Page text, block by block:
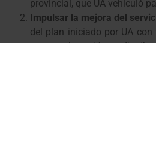
provincial, que UA vehiculó
Impulsar la mejora del
del plan iniciado por UA
nueva subvención en